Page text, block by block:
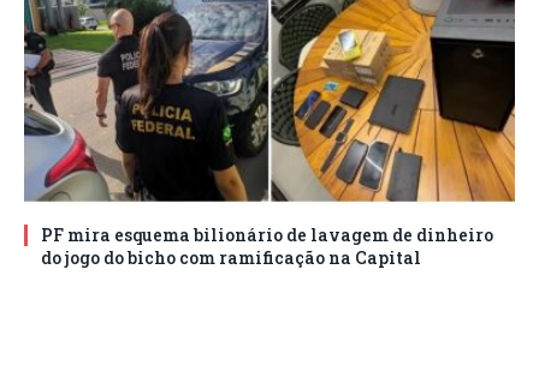
PF mira esquema bilionário de lavagem de dinheiro
do jogo do bicho com ramificação na Capital